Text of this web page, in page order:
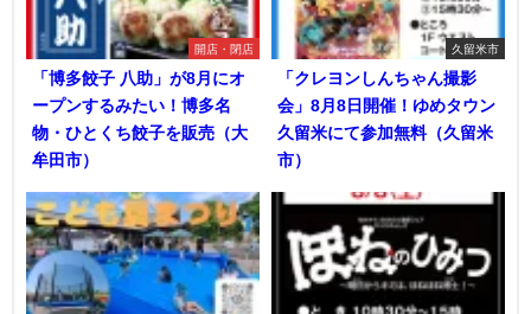
開店・閉店
「博多餃子 八助」が8月にオ
ープンするみたい！博多名
物・ひとくち餃子を販売（大
牟田市）
久留米市
「クレヨンしんちゃん撮影
会」8月8日開催！ゆめタウン
久留米にて参加無料（久留米
市）